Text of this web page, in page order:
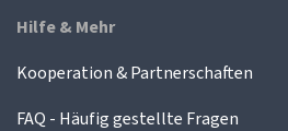
Hilfe & Mehr
Kooperation & Partnerschaften
FAQ - Häufig gestellte Fragen